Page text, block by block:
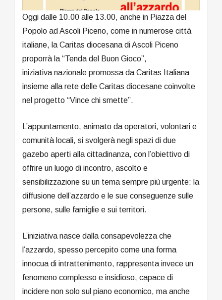
Oggi dalle 10.00 alle 13.00, anche in Piazza del
Popolo ad Ascoli Piceno, come in numerose città
italiane, la Caritas diocesana di Ascoli Piceno
proporrà la “Tenda del Buon Gioco”,
iniziativa nazionale promossa da Caritas Italiana
insieme alla rete delle Caritas diocesane coinvolte
nel progetto “Vince chi smette”.
L’appuntamento, animato da operatori, volontari e
comunità locali, si svolgerà negli spazi di due
gazebo aperti alla cittadinanza, con l’obiettivo di
offrire un luogo di incontro, ascolto e
sensibilizzazione su un tema sempre più urgente: la
diffusione dell’azzardo e le sue conseguenze sulle
persone, sulle famiglie e sui territori.
L’iniziativa nasce dalla consapevolezza che
l’azzardo, spesso percepito come una forma
innocua di intrattenimento, rappresenta invece un
fenomeno complesso e insidioso, capace di
incidere non solo sul piano economico, ma anche